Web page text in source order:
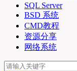
SQL Server
BSD 系统
CMD教程
资源分享
网络系统